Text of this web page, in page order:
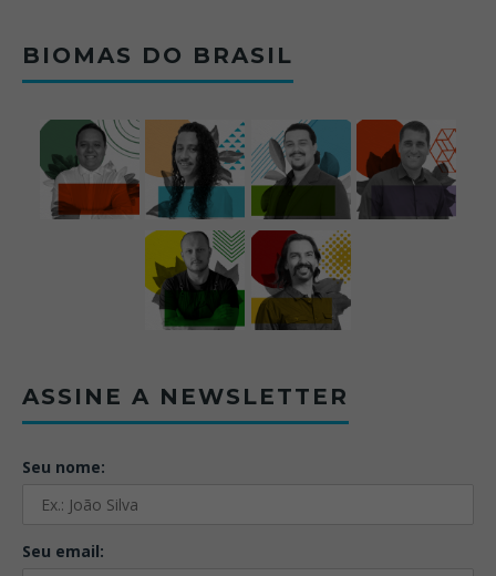
BIOMAS DO BRASIL
ASSINE A NEWSLETTER
Seu nome:
Seu email: